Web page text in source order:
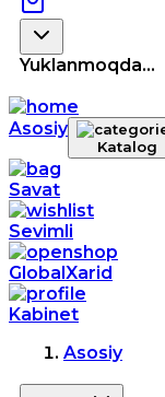
Yuklanmoqda...
Asosiy
Katalog
Savat
Sevimli
GlobalXarid
Kabinet
Asosiy